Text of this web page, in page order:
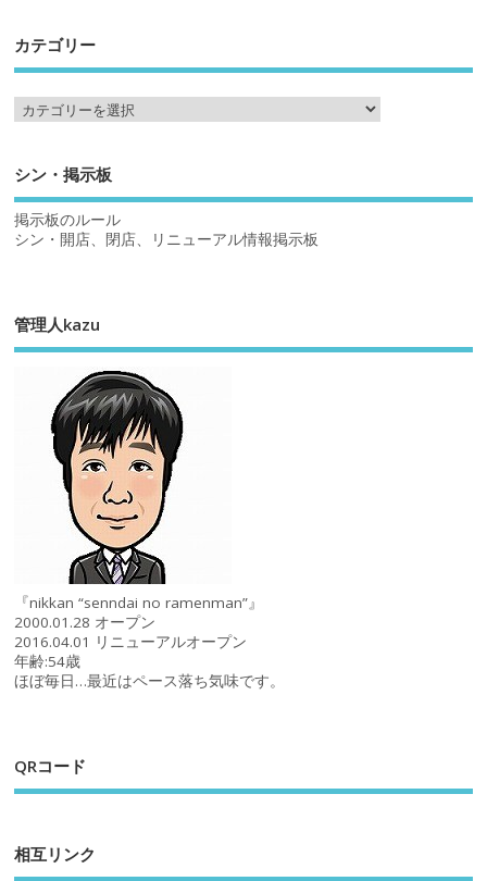
カテゴリー
シン・掲示板
掲示板のルール
シン・開店、閉店、リニューアル情報掲示板
管理人kazu
『nikkan “senndai no ramenman”』
2000.01.28 オープン
2016.04.01 リニューアルオープン
年齢:54歳
ほぼ毎日…最近はペース落ち気味です。
QRコード
相互リンク